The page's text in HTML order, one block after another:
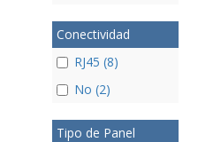
Conectividad
RJ45 (8)
No (2)
Tipo de Panel